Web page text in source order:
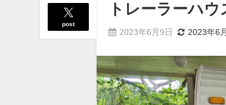
post
トレーラーハ
2023年6月9日 2023年6